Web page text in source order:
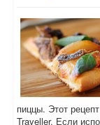
пиццы. Этот
Traveller. Если